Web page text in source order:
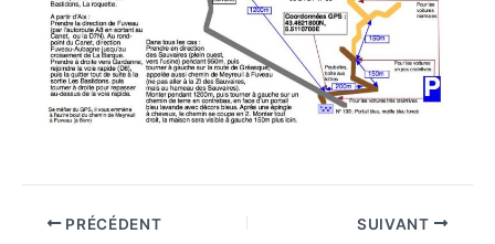
PRÉCÉDENT SUIVANT